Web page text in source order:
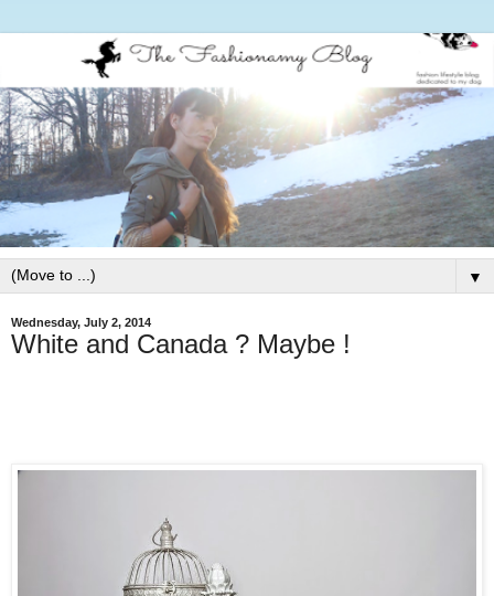
▼
Wednesday, July 2, 2014
White and Canada ? Maybe !